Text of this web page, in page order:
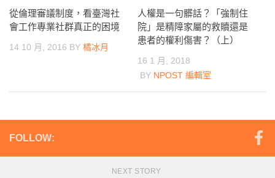
從倫理審議制度，看臺灣社
會工作專業社群真正的困境
14 10 月, 2016 BY 橘冰月
人權是一句髒話？「強制住
院」是精障家屬的救贖還是
患者的權利傷害？（上）
16 1 月, 2018
BY NPOST 編輯室
FOLLOW:
NEXT STORY